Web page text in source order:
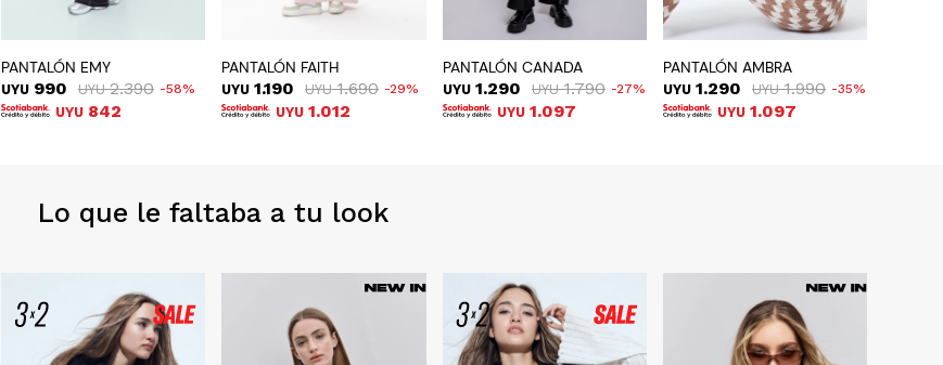
PANTALÓN EMY
UYU 990 UYU 2.390 58
UYU 842
PANTALÓN FAITH
UYU 1.190 UYU 1.690 29
UYU 1.012
PANTALÓN CANADA
UYU 1.290 UYU 1.790 27
UYU 1.097
PANTALÓN AMBRA
UYU 1.290 UYU 1.990 35
UYU 1.097
Lo que le faltaba a tu look